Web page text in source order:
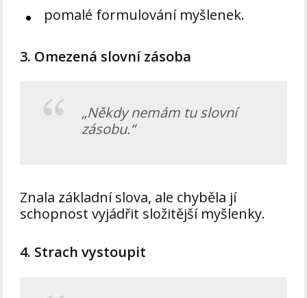
pomalé formulování myšlenek.
3. Omezená slovní zásoba
„Někdy nemám tu slovní
zásobu.“
Znala základní slova, ale chyběla jí
schopnost vyjádřit složitější myšlenky.
4. Strach vystoupit